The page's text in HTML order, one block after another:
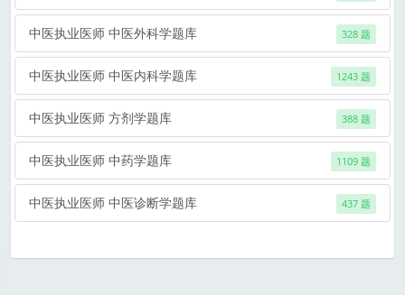
中医执业医师 中医外科学题库 328 题
中医执业医师 中医内科学题库 1243 题
中医执业医师 方剂学题库 388 题
中医执业医师 中药学题库 1109 题
中医执业医师 中医诊断学题库 437 题